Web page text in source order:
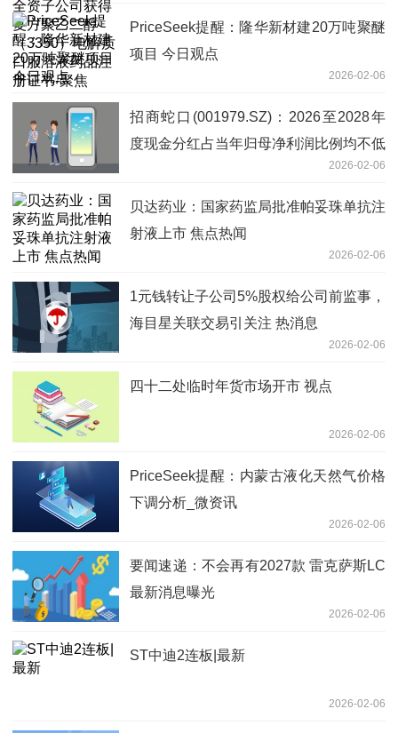
册证书-聚焦
PriceSeek提醒：隆华新材建20万吨聚醚
项目 今日观点
2026-02-06
招商蛇口(001979.SZ)：2026至2028年
度现金分红占当年归母净利润比例均不低
2026-02-06
贝达药业：国家药监局批准帕妥珠单抗注
射液上市 焦点热闻
2026-02-06
1元钱转让子公司5%股权给公司前监事，
海目星关联交易引关注 热消息
2026-02-06
四十二处临时年货市场开市 视点
2026-02-06
PriceSeek提醒：内蒙古液化天然气价格
下调分析_微资讯
2026-02-06
要闻速递：不会再有2027款 雷克萨斯LC
最新消息曝光
2026-02-06
ST中迪2连板|最新
2026-02-06